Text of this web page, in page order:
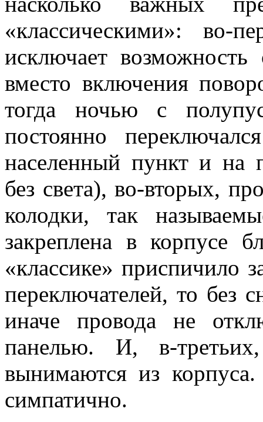
«классическими»:
исключает возможность
вместо включения
тогда ночью с
постоянно
населенный пункт и на
без света), во-вторых,
колодки, так
закреплена в корпусе
«классике» приспичило
переключателей, то без
иначе провода не
панелью. И, в-
вынимаются из
симпатично.